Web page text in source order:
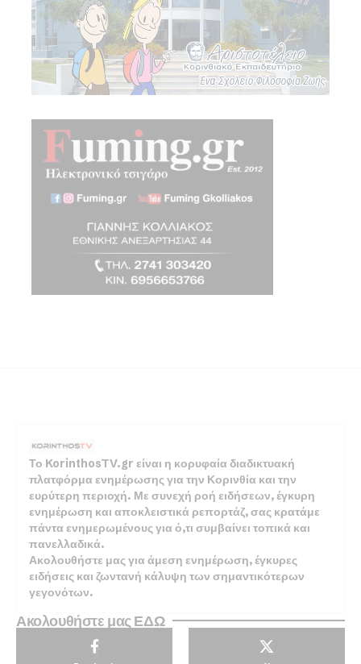
Το KorinthosTV.gr είναι η κορυφαία διαδικτυακή
πλατφόρμα ενημέρωσης για την Κορινθία και την
ευρύτερη περιοχή. Με συνεχή ροή ειδήσεων, έγκυρη
ενημέρωση και αποκλειστικά ρεπορτάζ, σας κρατάμε
πάντα ενημερωμένους για ό,τι συμβαίνει τοπικά και
πανελλαδικά.
Ακολουθήστε μας για άμεση ενημέρωση, έγκυρες
ειδήσεις και ζωντανή κάλυψη των σημαντικότερων
γεγονότων.
Ακολουθήστε μας ΕΔΩ